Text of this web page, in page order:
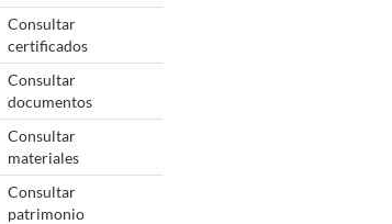
Consultar
certificados
Consultar
documentos
Consultar
materiales
Consultar
patrimonio